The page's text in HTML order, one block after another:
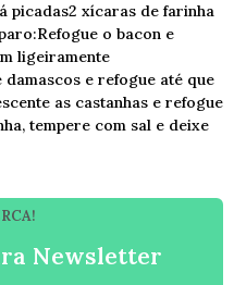
picadas2 xícaras de farinha
o bacon e
ligeiramente
damascos e refogue até que
as castanhas e refogue
tempere com sal e deixe
Newsletter